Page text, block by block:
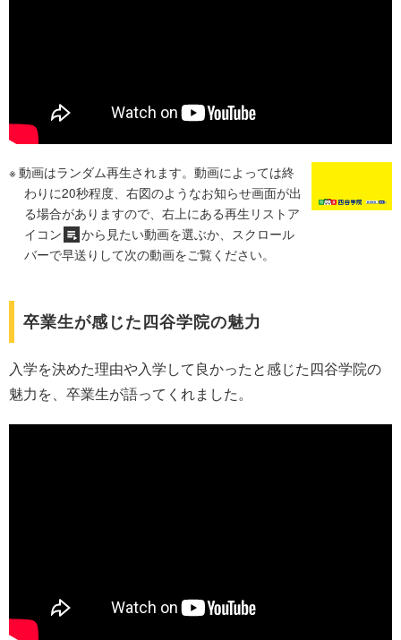
動画はランダム再生されます。動画によっては終
わりに20秒程度、右図のようなお知らせ画面が出
る場合がありますので、右上にある再生リストア
イコン
から見たい動画を選ぶか、スクロール
バーで早送りして次の動画をご覧ください。
卒業生が感じた四谷学院の魅力
入学を決めた理由や入学して良かったと感じた四谷学院の
魅力を、卒業生が語ってくれました。